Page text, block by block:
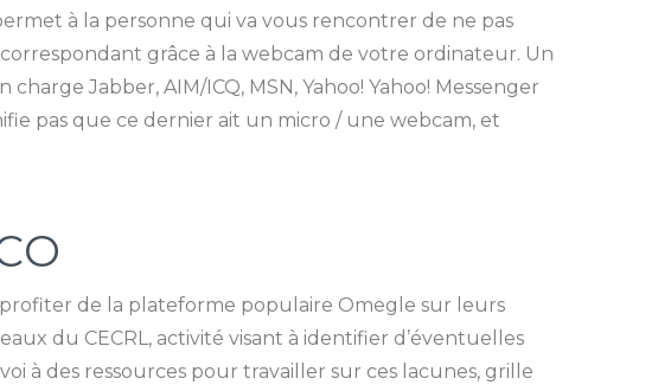
à la personne qui va vous rencontrer de ne pas
grâce à la webcam de votre ordinateur. Un
Jabber, AIM/ICQ, MSN, Yahoo! Yahoo! Messenger
pas que ce dernier ait un micro / une webcam, et
de la plateforme populaire Omegle sur leurs
du CECRL, activité visant à identifier d’éventuelles
à des ressources pour travailler sur ces lacunes, grille